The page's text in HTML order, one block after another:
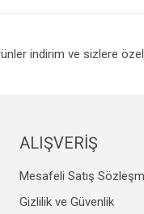
indirim ve sizlere
ALIŞVERİŞ
Mesafeli Satış
Gizlilik ve Güvenlik